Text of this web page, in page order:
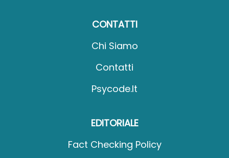
CONTATTI
Chi Siamo
Contatti
Psycode.it
EDITORIALE
Fact Checking Policy